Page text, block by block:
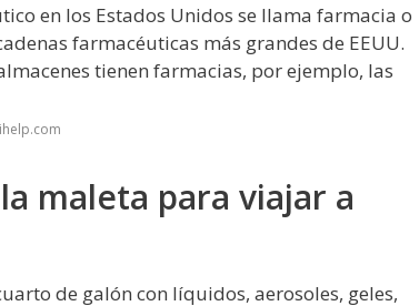
en los Estados Unidos se llama farmacia o
farmacéuticas más grandes de EEUU.
tienen farmacias, por ejemplo, las
maleta para viajar a
de galón con líquidos, aerosoles, geles,